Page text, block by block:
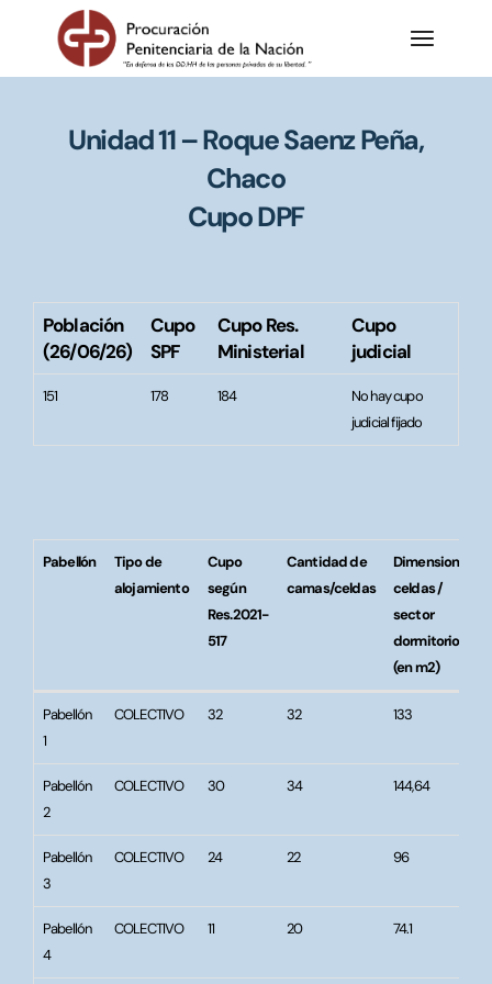
Unidad 11 – Roque Saenz Peña,
Chaco
Cupo DPF
Población
(26/06/26)
Cupo
SPF
Cupo Res.
Ministerial
Cupo
judicial
151 178 184
No hay cupo
judicial fijado
Pabellón
Tipo de
alojamiento
Cupo
según
Res.2021-
517
Cantidad de
camas/celdas
Dimensiones
celdas /
sector
dormitorio
(en m2)
Pabellón
Tipo de
Cupo
517
Cantidad de
Dimensiones
dormitorio
Pabellón
1
COLECTIVO 32 32 133
Pabellón
2
COLECTIVO 30 34 144,64
Pabellón
3
COLECTIVO 24 22 96
Pabellón
4
COLECTIVO 11 20 74.1